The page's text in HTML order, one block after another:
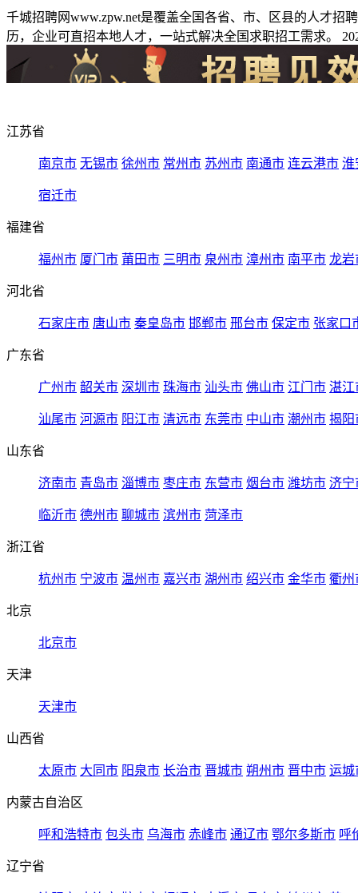
千城招聘网www.zpw.net是覆盖全国各省、市、区县的人才
历，企业可直招本地人才，一站式解决全国求职招工需求。
江苏省
南京市 无锡市 徐州市 常州市 苏州市 南通市 连云港市 淮
宿迁市
福建省
福州市 厦门市 莆田市 三明市 泉州市 漳州市 南平市 龙岩
河北省
石家庄市 唐山市 秦皇岛市 邯郸市 邢台市 保定市 张家口
广东省
广州市 韶关市 深圳市 珠海市 汕头市 佛山市 江门市 湛江
汕尾市 河源市 阳江市 清远市 东莞市 中山市 潮州市 揭阳
山东省
济南市 青岛市 淄博市 枣庄市 东营市 烟台市 潍坊市 济宁
临沂市 德州市 聊城市 滨州市 菏泽市
浙江省
杭州市 宁波市 温州市 嘉兴市 湖州市 绍兴市 金华市 衢州
北京
北京市
天津
天津市
山西省
太原市 大同市 阳泉市 长治市 晋城市 朔州市 晋中市 运城
内蒙古自治区
呼和浩特市 包头市 乌海市 赤峰市 通辽市 鄂尔多斯市 呼
辽宁省